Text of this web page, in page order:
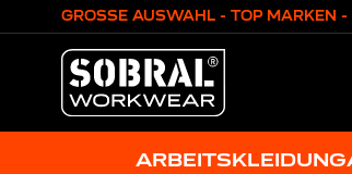
Zum Inhalt springen
GROSSE AUSWAHL - TOP MARKEN -
ARBEITSKLEIDUNG